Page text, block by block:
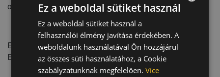
olajálló a latex mártással
Szabványok:
EN ISO 21420:2020+A1:2024
EN 388
:2016+A1:2018 (2121X)
CZECH
HUNGARIAN
SLOVAK
Ez a weboldal sütiket használ
Ez a weboldal sütiket használ a
felhasználói élmény javítása érdekében. A
weboldalunk használatával Ön hozzájárul
az összes süti használatához, a Cookie
szabályzatunknak megfelelően. Více